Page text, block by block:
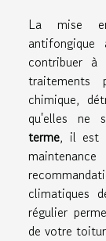
La mise
antifongique
contribuer à
traitements
chimique,
qu'elles ne
terme, il est
climatiques
régulier
de votre